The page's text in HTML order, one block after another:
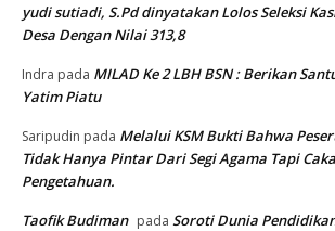
yudi sutiadi, S.Pd dinyatakan Lolos Seleksi
Desa Dengan Nilai 313,8
Indra pada MILAD Ke 2 LBH BSN : Berikan
Yatim Piatu
Saripudin pada Melalui KSM Bukti Bahwa
Tidak Hanya Pintar Dari Segi Agama Tapi
Pengetahuan.
Taofik Budiman pada Soroti Dunia